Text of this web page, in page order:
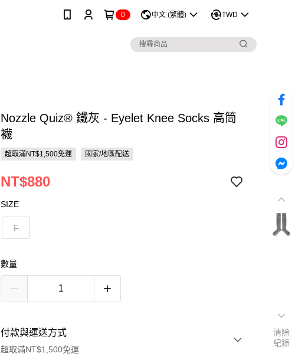
0 中文 (繁體) TWD
Nozzle Quiz® 鐵灰 - Eyelet Knee Socks 高筒
襪
超取滿NT$1,500免運 國家/地區配送
NT$880
SIZE
F
數量
付款與運送方式
超取滿NT$1,500免運
清除
紀錄